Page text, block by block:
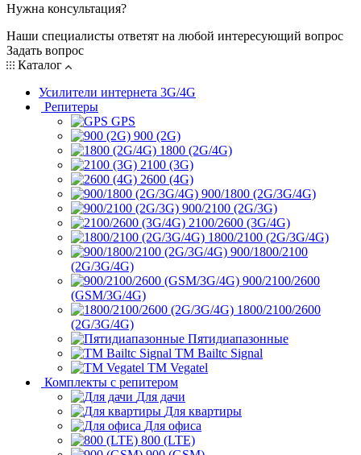
Нужна консультация?
Наши специалисты ответят на любой интересующий вопрос
Задать вопрос
Каталог
Усилители интернета 3G/4G
Репитеры
GPS
900 (2G)
1800 (2G/4G)
2100 (3G)
2600 (4G)
900/1800 (2G/3G/4G)
900/2100 (2G/3G)
2100/2600 (3G/4G)
1800/2100 (2G/3G/4G)
900/1800/2100
(2G/3G/4G)
900/2100/2600
(GSM/3G/4G)
1800/2100/2600
(2G/3G/4G)
Пятидиапазонные
ТМ Bailtc Signal
ТМ Vegatel
Комплекты с репитером
Для дачи
Для квартиры
Для офиса
800 (LTE)